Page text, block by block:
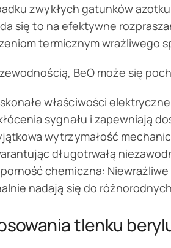
zwykłych gatunków
się to na efektywne
termicznym wrażliwego
BeO może się
właściwości
sygnału i zapewniają
wytrzymałość
długotrwałą
chemiczna:
nadają się do
tlenku